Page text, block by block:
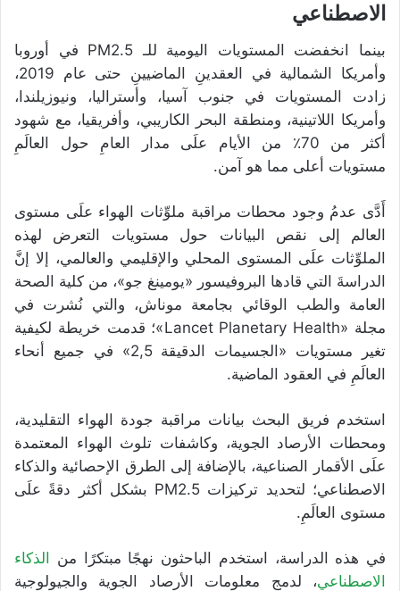
الاصطناعي
بينما انخفضت المستويات اليومية للـ PM2.5 في أوروبا
وأمريكا الشمالية في العقدينِ الماضيينِ حتى عام 2019،
زادت المستويات في جنوب آسيا، وأستراليا، ونيوزيلندا،
وأمريكا اللاتينية، ومنطقة البحر الكاريبي، وأفريقيا، مع شهود
أكثر من 70٪ من الأيام علَى مدار العامِ حول العالَمِ
مستويات أعلى مما هو آمن.
أَدَّى عدمُ وجود محطات مراقبة ملوِّثات الهواء علَى مستوى
العالم إلى نقص البيانات حول مستويات التعرض لهذه
الملوِّثات علَى المستوى المحلي والإقليمي والعالمي، إلا إنَّ
الدراسةَ التي قادها البروفيسور «يومينغ جو»، من كلية الصحة
العامة والطب الوقائي بجامعة موناش، والتي نُشرت في
مجلة «Lancet Planetary Health»؛ قدمت خريطة لكيفية
تغير مستويات «الجسيمات الدقيقة 2,5» في جميع أنحاء
العالَمِ في العقود الماضية.
استخدم فريق البحث بيانات مراقبة جودة الهواء التقليدية،
ومحطات الأرصاد الجوية، وكاشفات تلوث الهواء المعتمدة
علَى الأقمار الصناعية، بالإضافة إلى الطرق الإحصائية والذكاء
الاصطناعي؛ لتحديد تركيزات PM2.5 بشكل أكثر دقةً علَى
مستوى العالَمِ.
في هذه الدراسة، استخدم الباحثون نهجًا مبتكرًا من الذكاء
الاصطناعي، لدمج معلومات الأرصاد الجوية والجيولوجية